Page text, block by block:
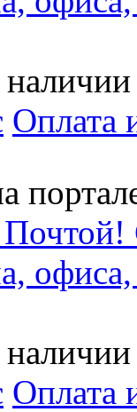
Оплата
офиса,
Оплата